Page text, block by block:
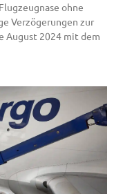
ohne
Verzögerungen zur
August 2024 mit dem